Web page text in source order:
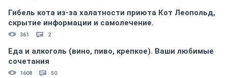
Гибель кота из-за халатности приюта Кот Леопольд,
скрытиe информации и самолечение.
361 2
Еда и алкоголь (вино, пиво, крепкое). Ваши любимые
сочетания
1608 50